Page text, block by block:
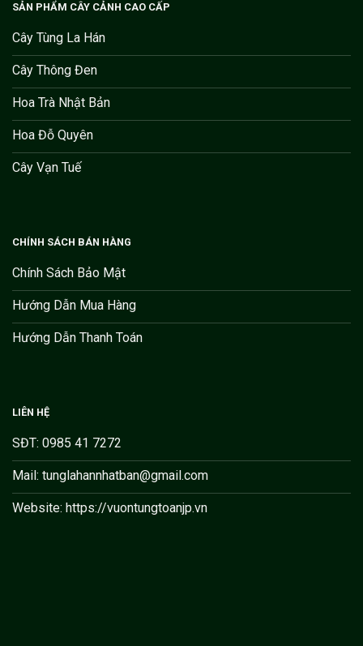
SẢN PHẨM CÂY CẢNH CAO CẤP
Cây Tùng La Hán
Cây Thông Đen
Hoa Trà Nhật Bản
Hoa Đỗ Quyên
Cây Vạn Tuế
CHÍNH SÁCH BÁN HÀNG
Chính Sách Bảo Mật
Hướng Dẫn Mua Hàng
Hướng Dẫn Thanh Toán
LIÊN HỆ
SĐT: 0985 41 7272
Mail: tunglahannhatban@gmail.com
Website: https://vuontungtoanjp.vn